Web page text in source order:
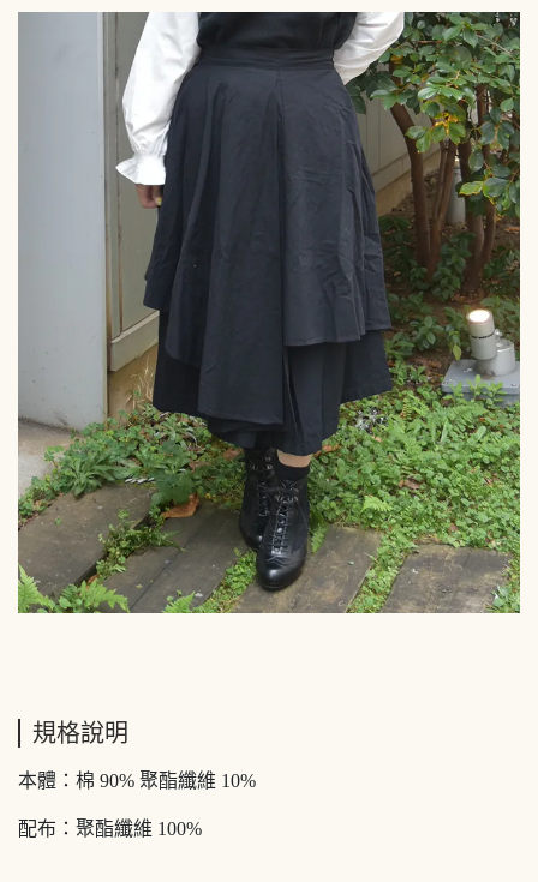
規格說明
本體：棉 90% 聚酯纖維 10%
配布：聚酯纖維 100%